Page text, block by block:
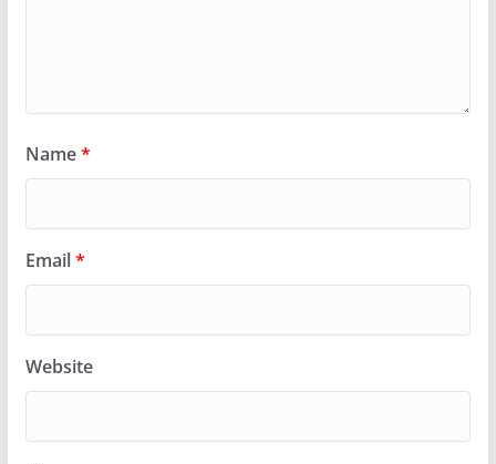
Name*
Email*
Website